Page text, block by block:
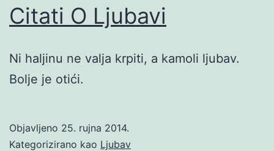
Citati O Ljubavi
Ni haljinu ne valja krpiti, a kamoli ljubav.
Bolje je otići.
Objavljeno 25. rujna 2014.
Kategorizirano kao Ljubav